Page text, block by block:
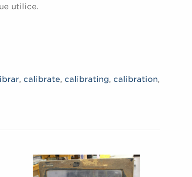
utilice.
, calibrate, calibrating, calibration,